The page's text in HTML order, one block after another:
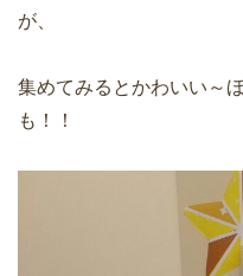
が、
集めてみるとかわいい～
も！！